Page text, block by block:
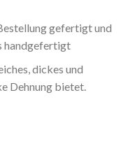
gefertigt und
handgefertigt
dickes und
Dehnung bietet.